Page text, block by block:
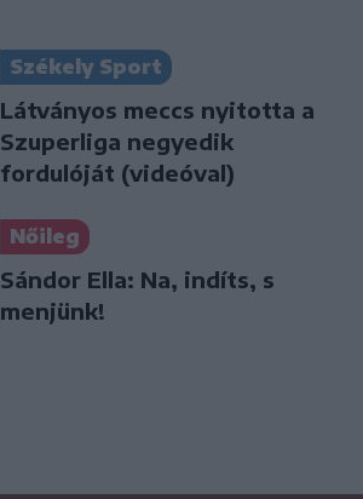
Székely Sport
Látványos meccs nyitotta a
Szuperliga negyedik
fordulóját (videóval)
Nőileg
Sándor Ella: Na, indíts, s
menjünk!